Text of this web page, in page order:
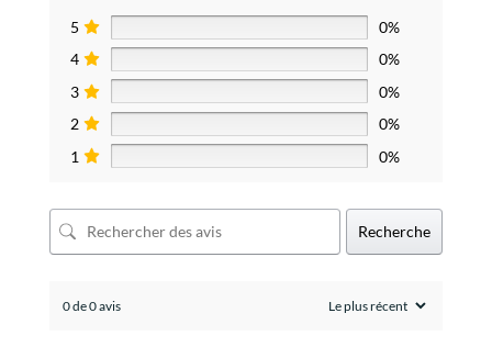
5
0%
4
0%
3
0%
2
0%
1
0%
Recherche
0 de 0 avis